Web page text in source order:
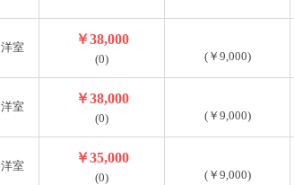
洋室
￥38,000
(0) (￥9,000)
洋室
￥38,000
(0) (￥9,000)
洋室
￥35,000
(0) (￥9,000)